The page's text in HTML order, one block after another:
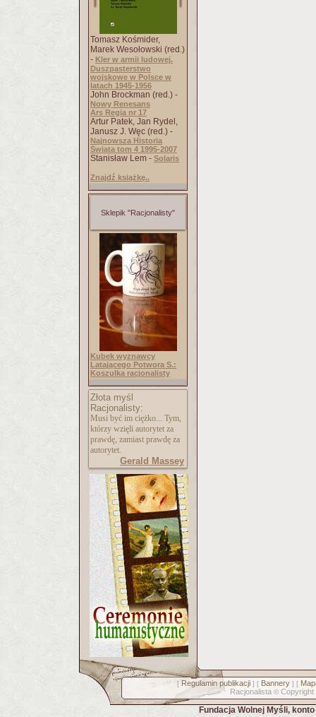
Tomasz Kośmider,
Marek Wesołowski (red.)
- Kler w armii ludowej.
Duszpasterstwo
wojskowe w Polsce w
latach 1945-1956
John Brockman (red.) -
Nowy Renesans
Ars Regia nr 17
Artur Patek, Jan Rydel,
Janusz J. Węc (red.) -
Najnowsza Historia
Świata tom 4 1995-2007
Stanisław Lem - Solaris
Znajdź książkę..
Sklepik "Racjonalisty"
Kubek wyznawcy
Latającego Potwora S.:
Koszulka racjonalisty
Złota myśl
Racjonalisty:
Musi być im ciężko... Tym,
którzy wzięli autorytet za
prawdę, zamiast prawdę za
autorytet.
Gerald Massey
[ Regulamin publikacji] [ Bannery] [
Racjonalista © Copyright
Fundacja Wolnej Myśli,